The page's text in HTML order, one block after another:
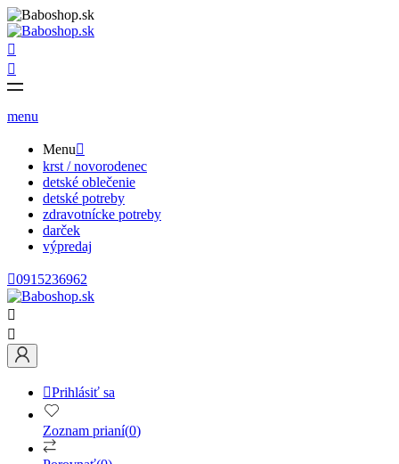


menu
Menu
krst / novorodenec
detské oblečenie
detské potreby
zdravotnícke potreby
darček
výpredaj
0915236962


Prihlásiť sa
Zoznam prianí(0)